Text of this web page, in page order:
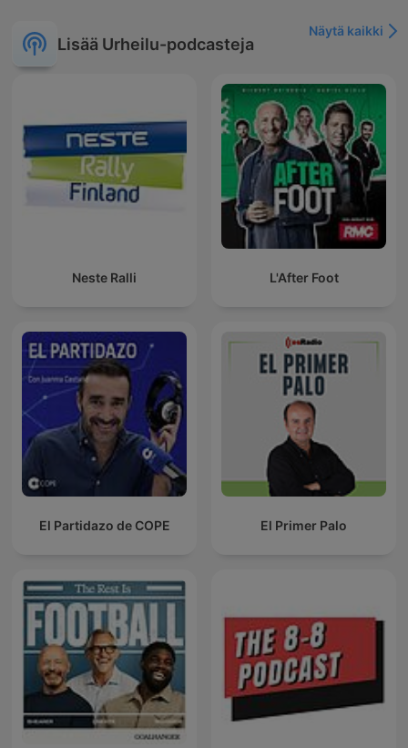
Lisää Urheilu-podcasteja
Näytä kaikki
Neste Ralli L'After Foot
El Partidazo de COPE El Primer Palo